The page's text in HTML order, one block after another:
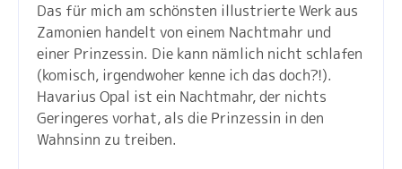
Das für mich am schönsten illustrierte Werk aus
Zamonien handelt von einem Nachtmahr und
einer Prinzessin. Die kann nämlich nicht schlafen
(komisch, irgendwoher kenne ich das doch?!).
Havarius Opal ist ein Nachtmahr, der nichts
Geringeres vorhat, als die Prinzessin in den
Wahnsinn zu treiben.